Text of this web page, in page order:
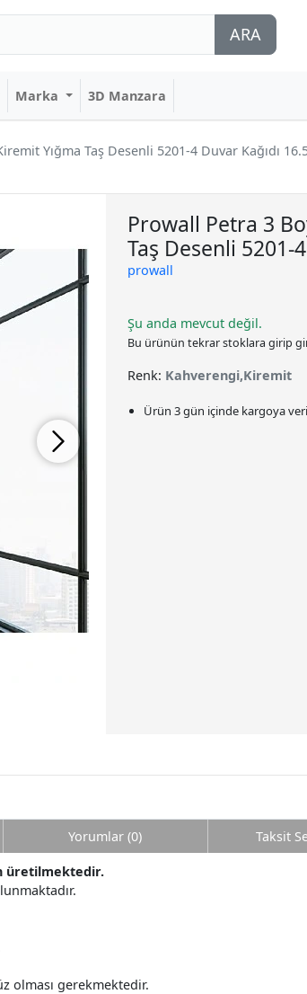
ARA
Marka 3D Manzara
Yığma Taş Desenli 5201-4 Duvar Kağıdı
Prowall Petra 3
Taş Desenli 5201-
prowall
Şu anda mevcut değil.
Bu ürünün tekrar stoklara girip
Renk: Kahverengi,Kiremit
Ürün 3 gün içinde kargoya
üretilmektedir.
olması gerekmektedir.
Yorumlar (0) Taksit